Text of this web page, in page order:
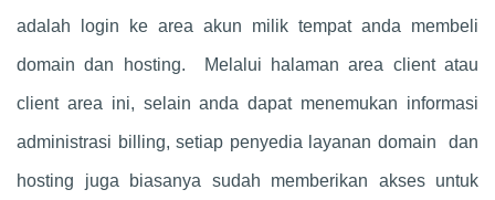
adalah login ke area akun milik tempat anda membeli
domain dan hosting. Melalui halaman area client atau
client area ini, selain anda dapat menemukan informasi
administrasi billing, setiap penyedia layanan domain dan
hosting juga biasanya sudah memberikan akses untuk